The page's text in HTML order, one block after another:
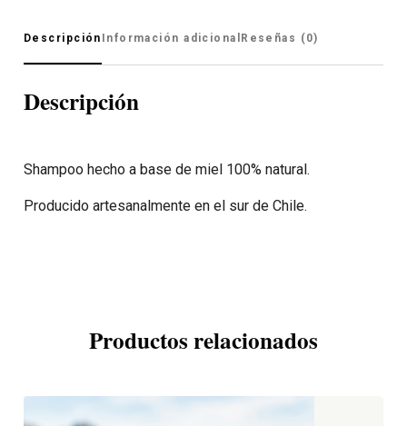
Descripción Información adicional Reseñas (0)
Descripción
Shampoo hecho a base de miel 100% natural.
Producido artesanalmente en el sur de Chile.
Productos relacionados